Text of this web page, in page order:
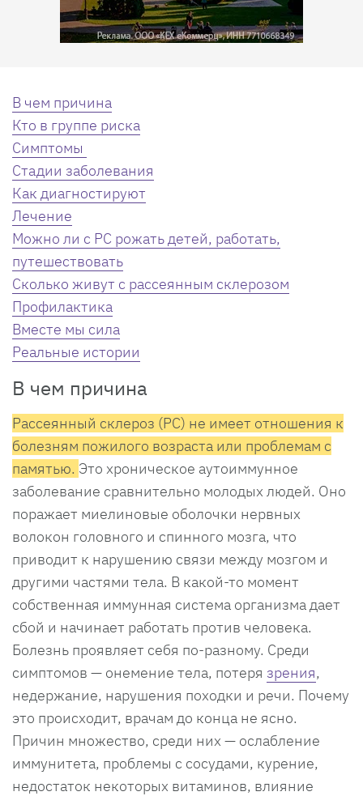
В чем причина
Кто в группе риска
Симптомы
Стадии заболевания
Как диагностируют
Лечение
Можно ли с РС рожать детей, работать,
путешествовать
Сколько живут с рассеянным склерозом
Профилактика
Вместе мы сила
Реальные истории
В чем причина
Рассеянный склероз (РС) не имеет отношения к
болезням пожилого возраста или проблемам с
памятью. Это хроническое аутоиммунное
заболевание сравнительно молодых людей. Оно
поражает миелиновые оболочки нервных
волокон головного и спинного мозга, что
приводит к нарушению связи между мозгом и
другими частями тела. В какой-то момент
собственная иммунная система организма дает
сбой и начинает работать против человека.
Болезнь проявляет себя по-разному. Среди
симптомов — онемение тела, потеря зрения,
недержание, нарушения походки и речи. Почему
это происходит, врачам до конца не ясно.
Причин множество, среди них — ослабление
иммунитета, проблемы с сосудами, курение,
недостаток некоторых витаминов, влияние